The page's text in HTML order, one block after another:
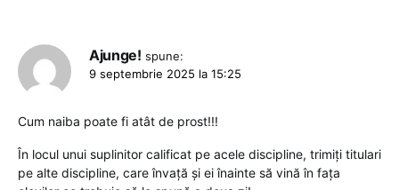
Ajunge! spune:
9 septembrie 2025 la 15:25
Cum naiba poate fi atât de prost!!!
În locul unui suplinitor calificat pe acele discipline, trimiți titulari
pe alte discipline, care învață și ei înainte să vină în fața